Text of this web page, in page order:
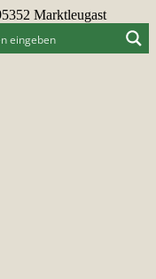
Marktleugast